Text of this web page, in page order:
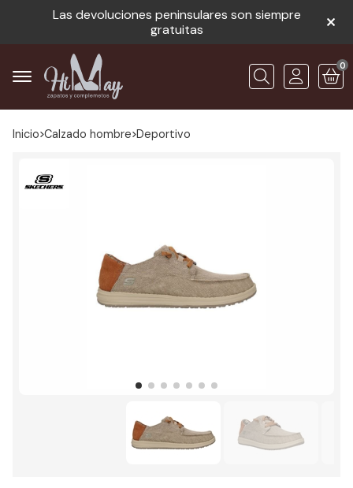
Las devoluciones peninsulares son siempre
gratuitas
Buscar
0
Inicio calzado hombre deportivo